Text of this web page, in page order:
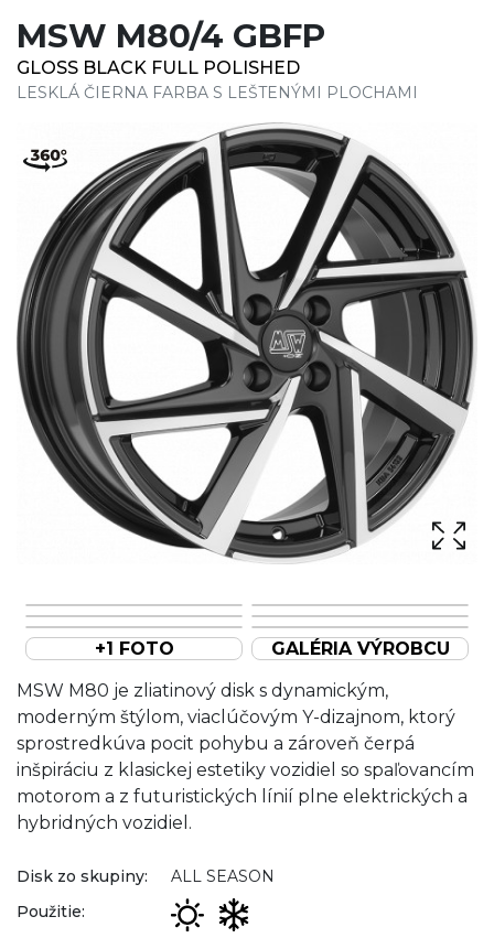
MSW M80/4 GBFP
GLOSS BLACK FULL POLISHED
LESKLÁ ČIERNA FARBA S LEŠTENÝMI PLOCHAMI
+1 FOTO
GALÉRIA VÝROBCU
MSW M80 je zliatinový disk s dynamickým,
moderným štýlom, viaclúčovým Y-dizajnom, ktorý
sprostredkúva pocit pohybu a zároveň čerpá
inšpiráciu z klasickej estetiky vozidiel so spaľovancím
motorom a z futuristických línií plne elektrických a
hybridných vozidiel.
Disk zo skupiny:
ALL SEASON
Použitie: